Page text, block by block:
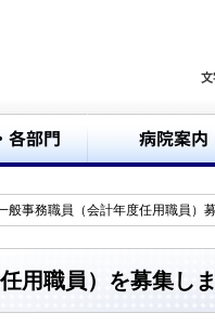
般事務職員（会計年度任用職員）
用職員）を募集し